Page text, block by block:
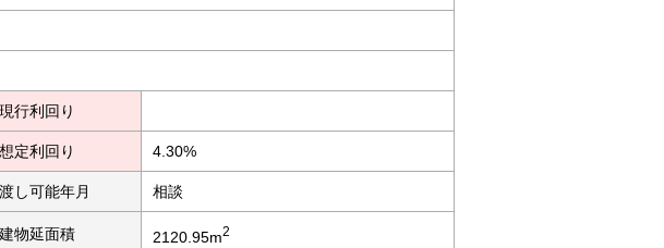
現行利回り
想定利回り 4.30%
し可能年月 相談
建物延面積 2120.95m2